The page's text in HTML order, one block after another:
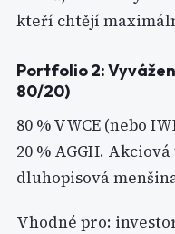
kteří chtějí
Portfolio 2:
80/20)
80 % VWCE (nebo
20 % AGGH.
dluhopisová
Vhodné pro: